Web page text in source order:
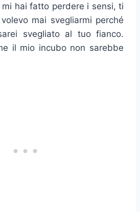
hai fatto perdere i sensi, ti
mai svegliarmi perché
svegliato al tuo fianco.
il mio incubo non sarebbe